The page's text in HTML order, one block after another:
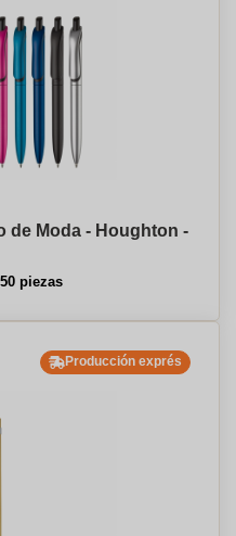
de Moda - Houghton -
piezas
Producción exprés